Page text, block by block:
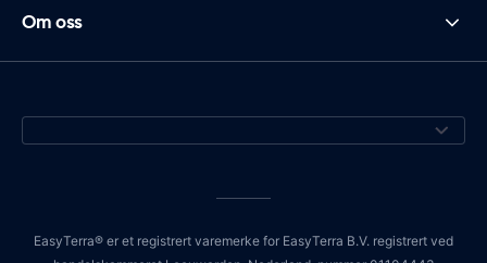
Om oss
EasyTerra® er et registrert varemerke for EasyTerra B.V. registrert ved